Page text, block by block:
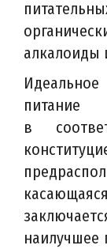
алкалоиды
в
наилучшее